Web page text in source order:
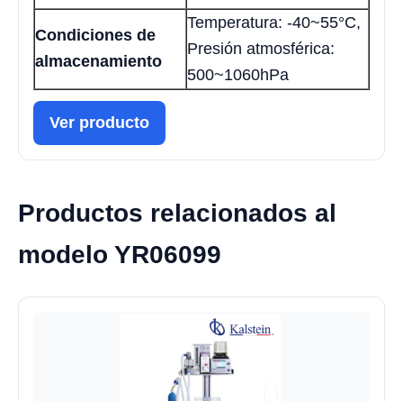
Condiciones de
almacenamiento
Temperatura: -40~55°C,
Presión atmosférica:
500~1060hPa
Ver producto
Productos relacionados al
modelo YR06099